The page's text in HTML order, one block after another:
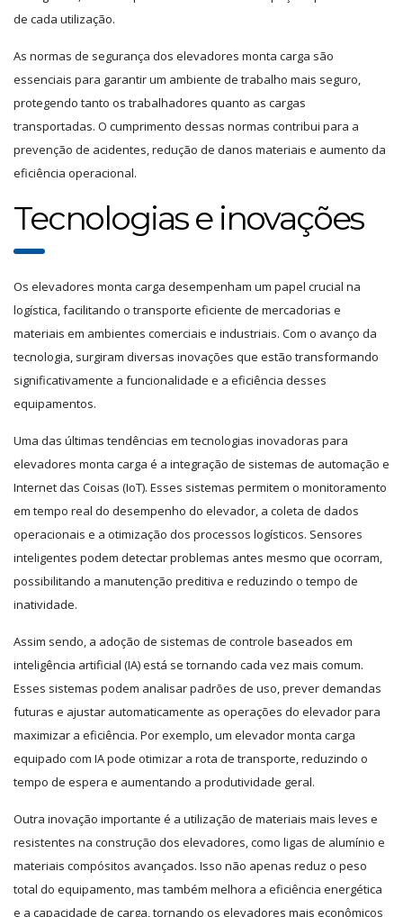
de cada utilização.
As normas de segurança dos elevadores monta carga são
essenciais para garantir um ambiente de trabalho mais seguro,
protegendo tanto os trabalhadores quanto as cargas
transportadas. O cumprimento dessas normas contribui para a
prevenção de acidentes, redução de danos materiais e aumento da
eficiência operacional.
Tecnologias e inovações
Os elevadores monta carga desempenham um papel crucial na
logística, facilitando o transporte eficiente de mercadorias e
materiais em ambientes comerciais e industriais. Com o avanço da
tecnologia, surgiram diversas inovações que estão transformando
significativamente a funcionalidade e a eficiência desses
equipamentos.
Uma das últimas tendências em tecnologias inovadoras para
elevadores monta carga é a integração de sistemas de automação e
Internet das Coisas (IoT). Esses sistemas permitem o monitoramento
em tempo real do desempenho do elevador, a coleta de dados
operacionais e a otimização dos processos logísticos. Sensores
inteligentes podem detectar problemas antes mesmo que ocorram,
possibilitando a manutenção preditiva e reduzindo o tempo de
inatividade.
Assim sendo, a adoção de sistemas de controle baseados em
inteligência artificial (IA) está se tornando cada vez mais comum.
Esses sistemas podem analisar padrões de uso, prever demandas
futuras e ajustar automaticamente as operações do elevador para
maximizar a eficiência. Por exemplo, um elevador monta carga
equipado com IA pode otimizar a rota de transporte, reduzindo o
tempo de espera e aumentando a produtividade geral.
Outra inovação importante é a utilização de materiais mais leves e
resistentes na construção dos elevadores, como ligas de alumínio e
materiais compósitos avançados. Isso não apenas reduz o peso
total do equipamento, mas também melhora a eficiência energética
e a capacidade de carga, tornando os elevadores mais econômicos